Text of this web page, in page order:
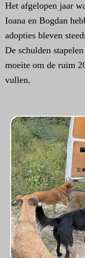
Het afgelopen jaar
Ioana en Bogdan
adopties bleven
De schulden
moeite om de ruim
vullen.